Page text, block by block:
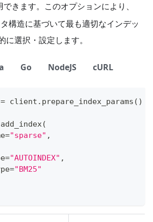
できます。このオプションにより、
構造に基づいて最も適切なインデッ
に選択・設定します。
Go NodeJS cURL
= client . prepare_index_params ( )
add_index(
="sparse" ,
="AUTOINDEX" ,
="BM25"